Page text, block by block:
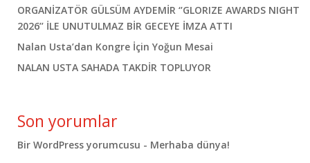
ORGANİZATÖR GÜLSÜM AYDEMİR ‘’GLORIZE AWARDS NIGHT
2026’’ İLE UNUTULMAZ BİR GECEYE İMZA ATTI
Nalan Usta’dan Kongre İçin Yoğun Mesai
NALAN USTA SAHADA TAKDİR TOPLUYOR
Son yorumlar
Bir WordPress yorumcusu - Merhaba dünya!